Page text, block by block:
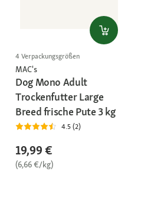
4 Verpackungsgrößen
MAC's
Dog Mono Adult
Trockenfutter Large
Breed frische Pute 3 kg
4.5 (2)
19,99 €
(6,66 €/kg)